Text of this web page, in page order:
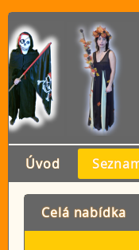
Úvod
Celá nabídka